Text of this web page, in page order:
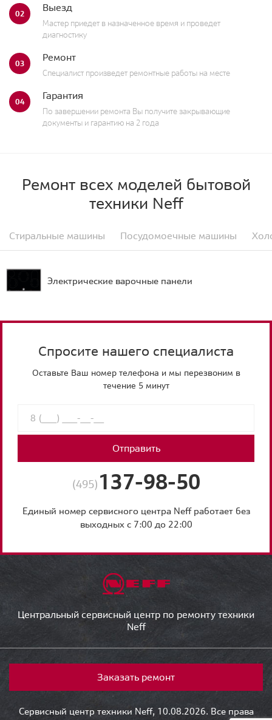
02 Выезд
Мастер приедет в назначенное время и проведет
диагностику
03 Ремонт
Специалист произведет ремонтные работы на месте
04 Гарантия
По завершении ремонта Вы получите закрывающие
документы и гарантию на 2 года
Ремонт всех моделей бытовой
техники Neff
Стиральные машины Посудомоечные машины
Электрические варочные панели
Спросите нашего специалиста
Оставьте Ваш номер телефона и мы перезвоним в
течение 5 минут
Отправить
(495) 137-98-50
Единый номер сервисного центра Neff работает без
выходных с 7:00 до 22:00
Центральный сервисный центр по ремонту техники
Neff
Заказать ремонт
Сервисный центр техники Neff, 10.08.2026. Все права